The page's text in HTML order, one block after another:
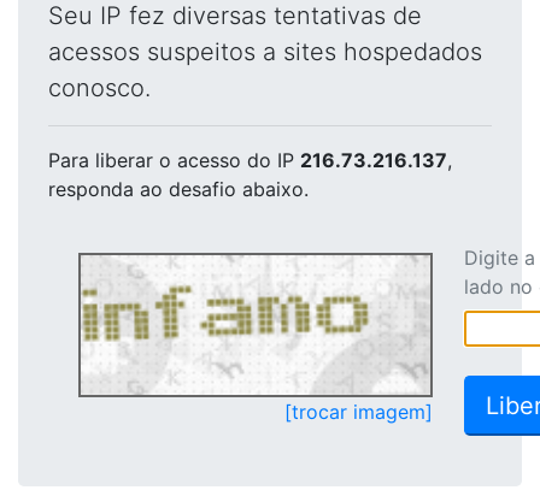
Seu IP fez diversas tentativas de
acessos suspeitos a sites hospedados
conosco.
Para liberar o acesso do IP 216.73.216.137,
responda ao desafio abaixo.
[trocar imagem]
Digite
lado no